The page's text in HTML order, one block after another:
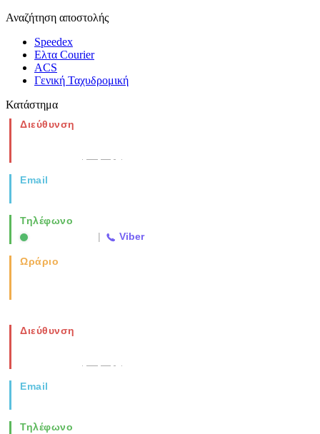
Αναζήτηση αποστολής
Speedex
Ελτα Courier
ACS
Γενική Ταχυδρομική
Κατάστημα
Διεύθυνση
Email
Τηλέφωνο
| Viber
Ωράριο
Διεύθυνση
Email
Τηλέφωνο